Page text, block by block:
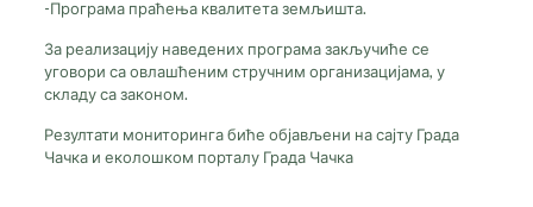
-Програма праћења квалитета земљишта.
За реализацију наведених програма закључиће се
уговори са овлашћеним стручним организацијама, у
складу са законом.
Резултати мониторинга биће објављени на сајту Града
Чачка и еколошком порталу Града Чачка